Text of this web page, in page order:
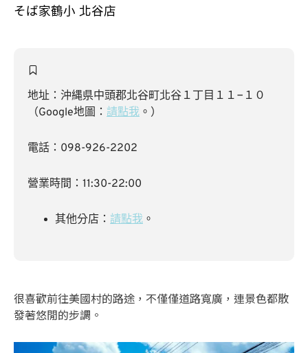
そば家鶴小 北谷店
地址：沖縄県中頭郡北谷町北谷１丁目１１−１０
（Google地圖： 請點我 。）
電話：098-926-2202
營業時間：11:30-22:00
其他分店： 請點我 。
很喜歡前往美國村的路途，不僅僅道路寬廣，連景色都散
發著悠閒的步調。